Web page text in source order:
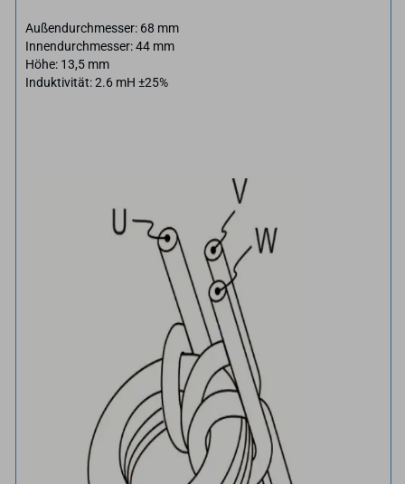
Außendurchmesser: 68 mm
Innendurchmesser: 44 mm
Höhe: 13,5 mm
Induktivität: 2.6 mH ±25%